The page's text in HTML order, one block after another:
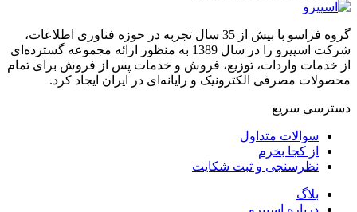
گروه فراسو با بیش از 35 سال تجربه در حوزه فناوری اطلاعات،
شرکت اسپیرو را در سال 1389 به منظور ارائه مجموعه گسترده‌ای
از خدمات واردات، توزیع، فروش و خدمات پس از فروش برای تمام
محصولات مصرفی الکترونیک و رایانه‌ای در ایران ایجاد کرد.
دسترسی‌ سریع
سوالات متداول
از کجا بخرم
نظرسنجی و ثبت شکایت
بلاگ
درباره اسپیرو